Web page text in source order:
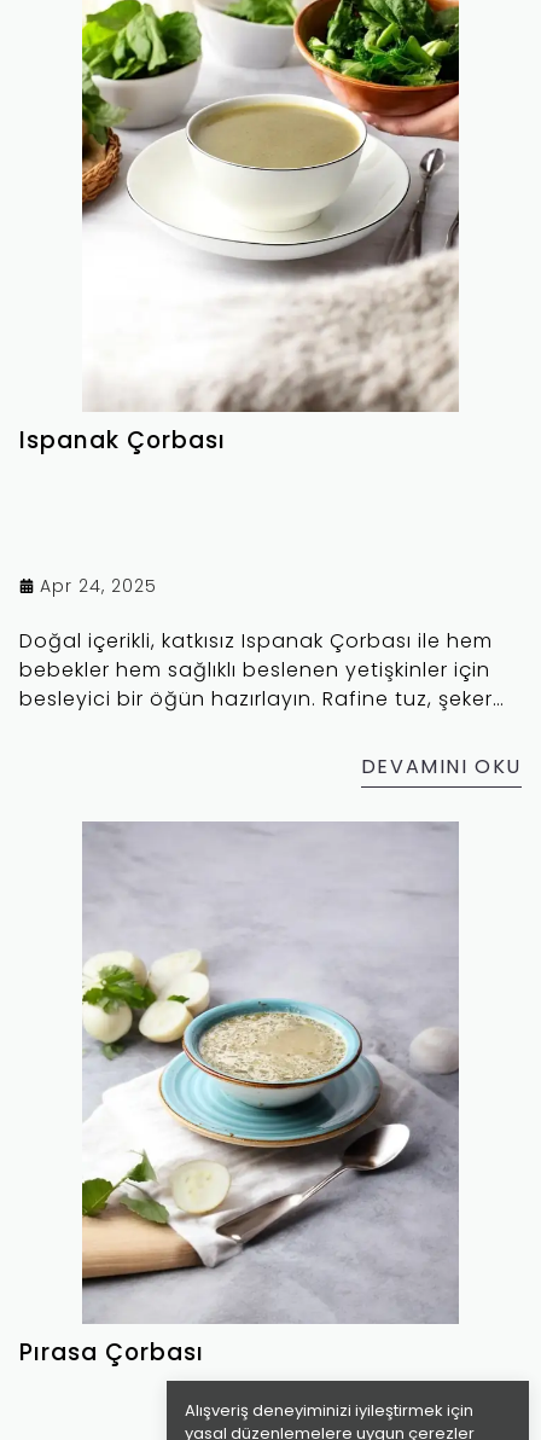
Alışveriş deneyiminizi iyileştirmek için
yasal düzenlemelere uygun çerezler
Ispanak Çorbası
Apr 24, 2025
Doğal içerikli, katkısız Ispanak Çorbası ile hem
bebekler hem sağlıklı beslenen yetişkinler için
besleyici bir öğün hazırlayın. Rafine tuz, şeker
DEVAMINI OKU
Pırasa Çorbası